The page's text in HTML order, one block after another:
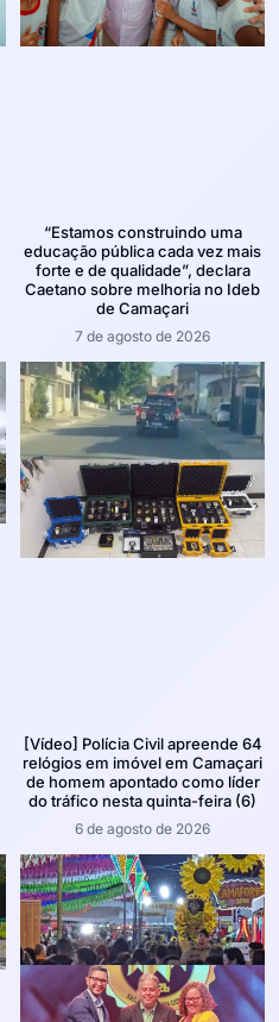
“Estamos construindo uma
educação pública cada vez mais
forte e de qualidade”, declara
Caetano sobre melhoria no Ideb
de Camaçari
7 de agosto de 2026
[Vídeo] Polícia Civil apreende 64
relógios em imóvel em Camaçari
de homem apontado como líder
do tráfico nesta quinta-feira (6)
6 de agosto de 2026